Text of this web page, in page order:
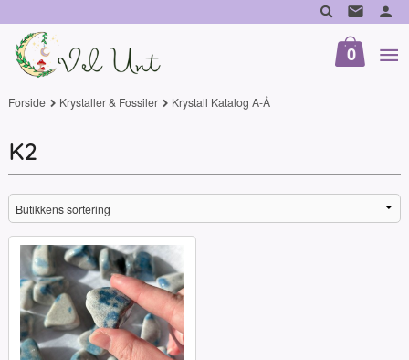
til
innholdet
0
Forside Krystaller & Fossiler Krystall Katalog A-Å
K2